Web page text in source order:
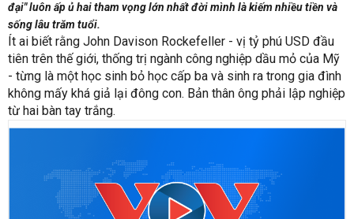
đại" luôn ấp ủ hai tham vọng lớn nhất đời mình là kiếm nhiều tiền và
sống lâu trăm tuổi.
Ít ai biết rằng John Davison Rockefeller - vị tỷ phú USD đầu
tiên trên thế giới, thống trị ngành công nghiệp dầu mỏ của Mỹ
- từng là một học sinh bỏ học cấp ba và sinh ra trong gia đình
không mấy khá giả lại đông con. Bản thân ông phải lập nghiệp
từ hai bàn tay trắng.